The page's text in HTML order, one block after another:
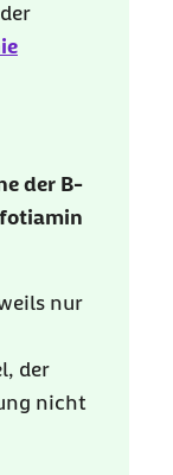
der B-
nur
der
nicht